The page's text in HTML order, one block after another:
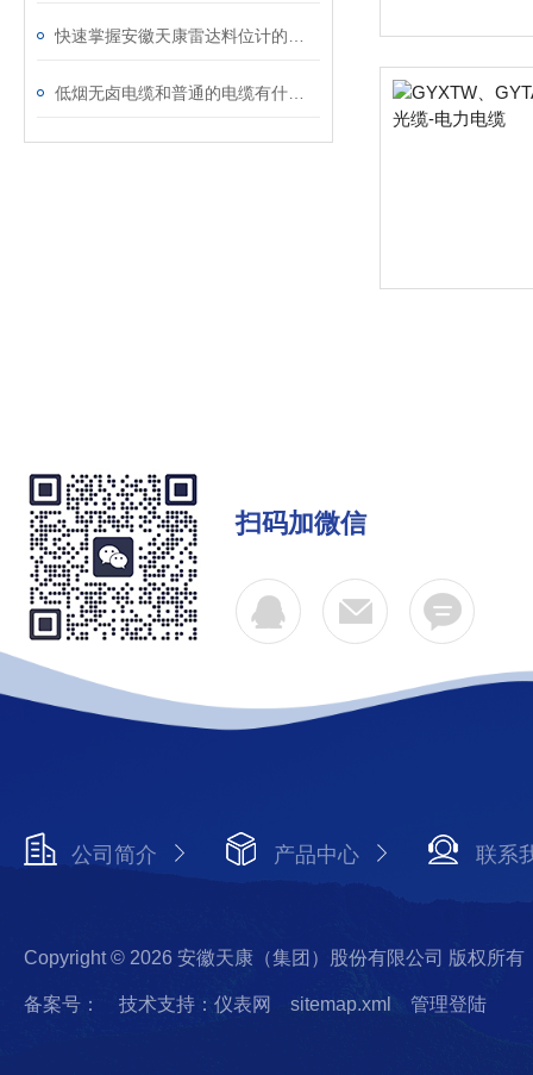
扫码加微信
公司简介 产品中心 联系
Copyright © 2026 安徽天康（集团）股份有限公司 版权所有
备案号： 技术支持：仪表网 sitemap.xml 管理登陆